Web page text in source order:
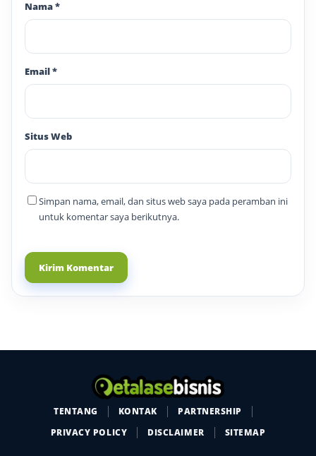
Nama*
Email*
Situs Web
Simpan nama, email, dan situs web saya pada peramban ini
untuk komentar saya berikutnya.
TENTANG KONTAK
PARTNERSHIP
PRIVACY POLICY
DISCLAIMER SITEMAP